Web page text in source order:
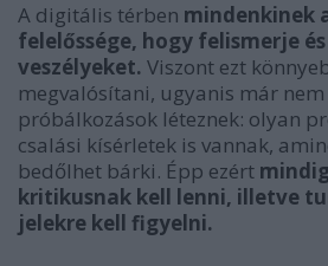
A digitális térben mindenkinek
felelőssége, hogy felismerje
veszélyeket. Viszont ezt
megvalósítani, ugyanis már nem
próbálkozások léteznek: olyan
csalási kísérletek is vannak,
bedőlhet bárki. Épp ezért
kritikusnak kell lenni, illetve
jelekre kell figyelni.